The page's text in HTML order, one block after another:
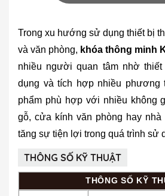
Trong xu hướng sử dụng thiết bị
và văn phòng, khóa thông minh
nhiều người quan tâm nhờ
dụng và tích hợp nhiều phương
phẩm phù hợp với nhiều không
gỗ, cửa kính văn phòng hay nhà
tăng sự tiện lợi trong quá trình sử
THÔNG SỐ KỸ THUẬT
THÔNG SỐ KỸ